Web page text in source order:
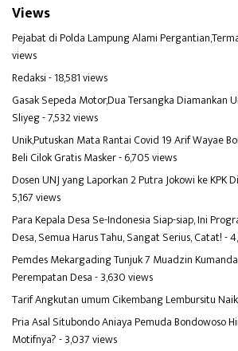
Views
Pejabat di Polda Lampung Alami
views
Redaksi- 18,581 views
Gasak Sepeda Motor,Dua Tersangka Diamankan
Sliyeg- 7,532 views
Unik,Putuskan Mata Rantai Covid 19 Arif Wayae
Beli Cilok Gratis Masker- 6,705 views
Dosen UNJ yang Laporkan 2 Putra Jokowi ke KPK
5,167 views
Para Kepala Desa Se-Indonesia Siap-siap, Ini
Desa, Semua Harus Tahu, Sangat Serius, Catat!-
Pemdes Mekargading Tunjuk 7 Muadzin
Perempatan Desa- 3,630 views
Tarif Angkutan umum Cikembang Lembursitu Naik
Pria Asal Situbondo Aniaya Pemuda Bondowoso
Motifnya?- 3,037 views